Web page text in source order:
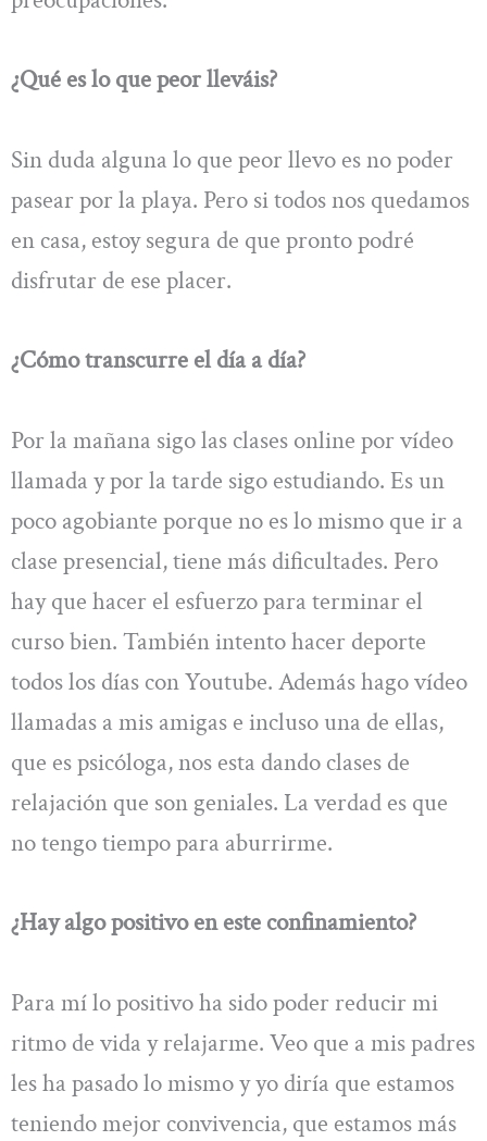
¿Qué es lo que peor lleváis?
Sin duda alguna lo que peor llevo es no poder
pasear por la playa. Pero si todos nos quedamos
en casa, estoy segura de que pronto podré
disfrutar de ese placer.
¿Cómo transcurre el día a día?
Por la mañana sigo las clases online por vídeo
llamada y por la tarde sigo estudiando. Es un
poco agobiante porque no es lo mismo que ir a
clase presencial, tiene más dificultades. Pero
hay que hacer el esfuerzo para terminar el
curso bien. También intento hacer deporte
todos los días con Youtube. Además hago vídeo
llamadas a mis amigas e incluso una de ellas,
que es psicóloga, nos esta dando clases de
relajación que son geniales. La verdad es que
no tengo tiempo para aburrirme.
¿Hay algo positivo en este confinamiento?
Para mí lo positivo ha sido poder reducir mi
ritmo de vida y relajarme. Veo que a mis padres
les ha pasado lo mismo y yo diría que estamos
teniendo mejor convivencia, que estamos más